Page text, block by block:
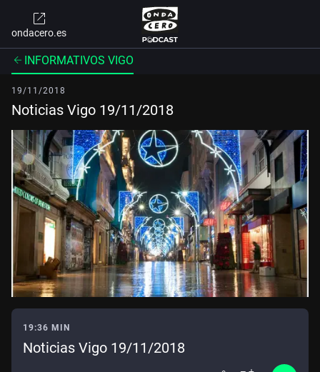
ondacero.es
INFORMATIVOS VIGO
19/11/2018
Noticias Vigo 19/11/2018
19:36 MIN
Noticias Vigo 19/11/2018